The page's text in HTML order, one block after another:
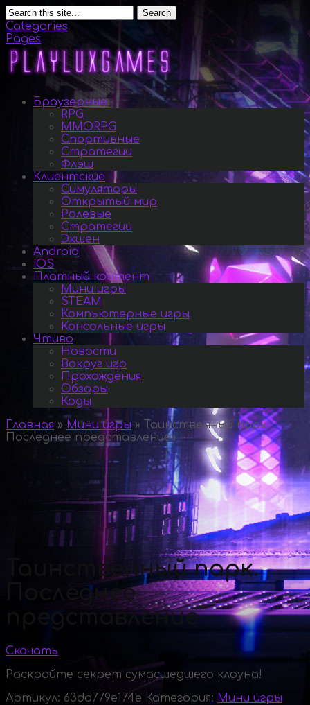
Search
Categories
Pages
Браузерные
RPG
MMORPG
Спортивные
Стратегии
Флэш
Клиентские
Симуляторы
Открытый мир
Ролевые
Стратегии
Экшен
Android
iOS
Платный контент
Мини игры
STEAM
Компьютерные игры
Консольные игры
Чтиво
Новости
Вокруг игр
Прохождения
Обзоры
Коды
Главная » Мини игры » Таинственный парк.
Последнее представление»
Таинственный парк.
Последнее
представление
Скачать
Раскройте секрет сумасшедшего клоуна!
Артикул: 63da779e174e Категория: Мини игры